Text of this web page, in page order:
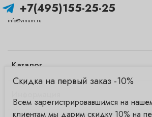
Каталог
+7(495)155-25-25
info@vinum.ru
Скидка на первый заказ -10%
Всем зарегистрировавшимся на
клиентам мы дарим скидку 10% на